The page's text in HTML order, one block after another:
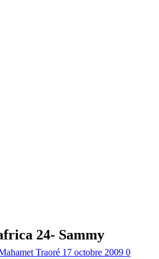
24- Sammy
Traoré 17 octobre 2009 0